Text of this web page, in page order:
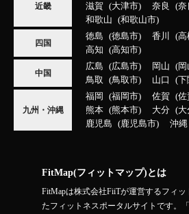
近畿
滋賀
大津市 奈良
奈
和歌山
和歌山市
四国
徳島 徳島市 香川 高
高知
高知市
中国
広島 広島市 岡山
鳥取
鳥取市 山口 下
九州・沖縄
福岡 福岡市 佐賀 佐
熊本
熊本市 大分 大
鹿児島
鹿児島市 沖縄
FitMap(フィットマップ)とは
FitMapは株式会社FiiTが運営するフィッ
たフィットネスポータルサイトです。